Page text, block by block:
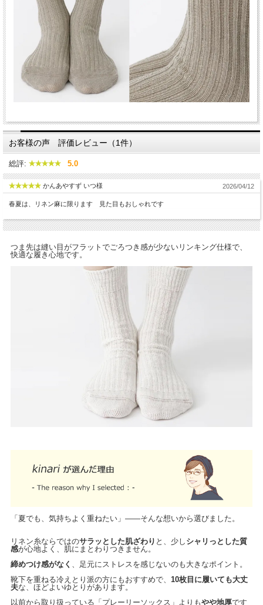
お客様の声 評価レビュー（1件）
総評: 5.0
かんあやすず いつ様 2026/04/12
春夏は、リネン麻に限ります 見た目もおしゃれです
つま先は縫い目がフラットでごろつき感が少ないリンキング仕様で、
快適な履き心地です。
「夏でも、気持ちよく重ねたい」——そんな想いから選びました。
リネン糸ならではのサラッとした肌ざわり と、少し シャリっとした質
感が心地よく、肌にまとわりつきません。
締めつけ感がなく 、足元にストレスを感じないのも大きなポイント。
靴下を重ねる冷えとり派の方にもおすすめで、 10枚目に履いても大丈
夫な、ほどよいゆとりがあります。
以前から取り扱っている「プレーリーソックス」よりもやや地厚です